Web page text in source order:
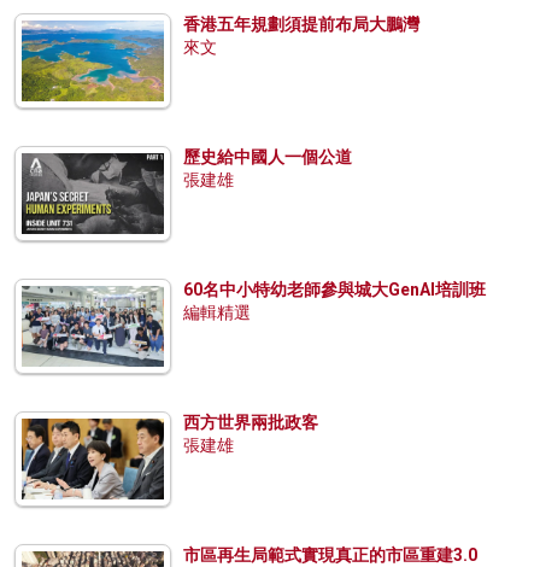
香港五年規劃須提前布局大鵬灣
來文
歷史給中國人一個公道
張建雄
60名中小特幼老師參與城大GenAI培訓班
編輯精選
西方世界兩批政客
張建雄
市區再生局範式實現真正的市區重建3.0